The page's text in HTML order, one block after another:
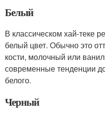
Белый
В классическом хай-теке
белый цвет. Обычно это
кости, молочный или
современные тенденции
белого.
Черный